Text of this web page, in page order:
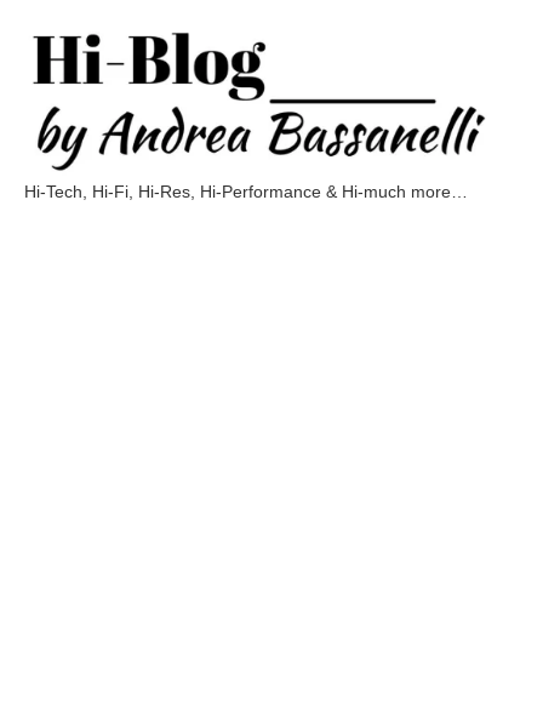
contenuto
Hi-Tech, Hi-Fi, Hi-Res, Hi-Performance & Hi-much more…